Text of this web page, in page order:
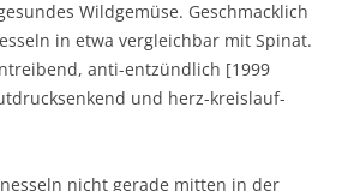
Wildgemüse. Geschmacklich
in etwa vergleichbar mit Spinat.
anti-entzündlich [1999
und herz-kreislauf-
nicht gerade mitten in der